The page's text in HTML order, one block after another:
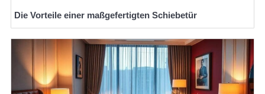
Die Vorteile einer maßgefertigten Schiebetür